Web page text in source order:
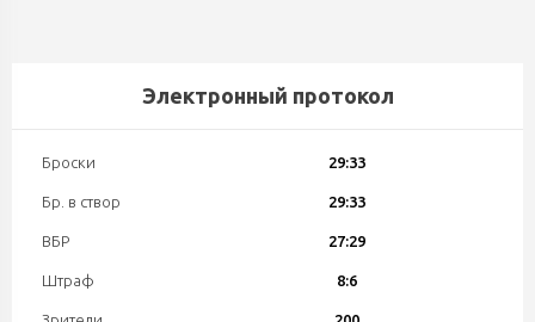
Электронный протокол
Броски 29:33
Бр. в створ 29:33
ВБР 27:29
Штраф 8:6